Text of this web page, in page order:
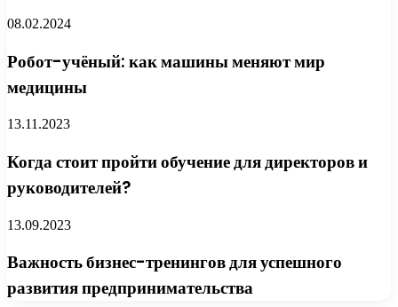
08.02.2024
Робот-учёный: как машины меняют мир
медицины
13.11.2023
Когда стоит пройти обучение для директоров и
руководителей?
13.09.2023
Важность бизнес-тренингов для успешного
развития предпринимательства